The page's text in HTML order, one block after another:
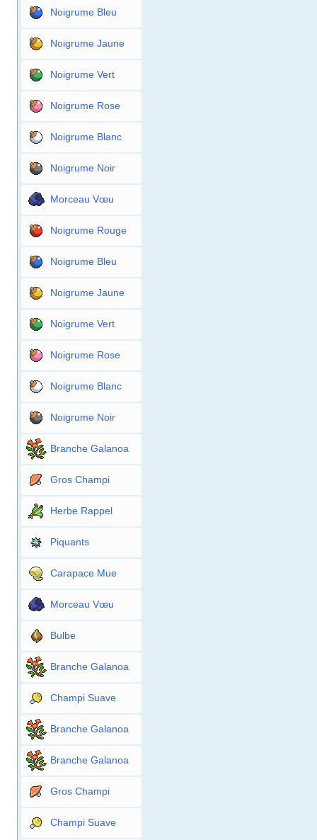
Noigrume Bleu
Noigrume Jaune
Noigrume Vert
Noigrume Rose
Noigrume Blanc
Noigrume Noir
Morceau Vœu
Noigrume Rouge
Noigrume Bleu
Noigrume Jaune
Noigrume Vert
Noigrume Rose
Noigrume Blanc
Noigrume Noir
Branche Galanoa
Gros Champi
Herbe Rappel
Piquants
Carapace Mue
Morceau Vœu
Bulbe
Branche Galanoa
Champi Suave
Branche Galanoa
Branche Galanoa
Gros Champi
Champi Suave